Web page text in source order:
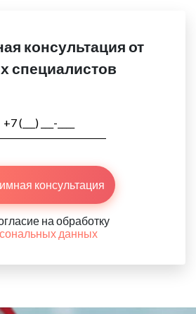
консультация от
специалистов
консультация
на обработку
данных